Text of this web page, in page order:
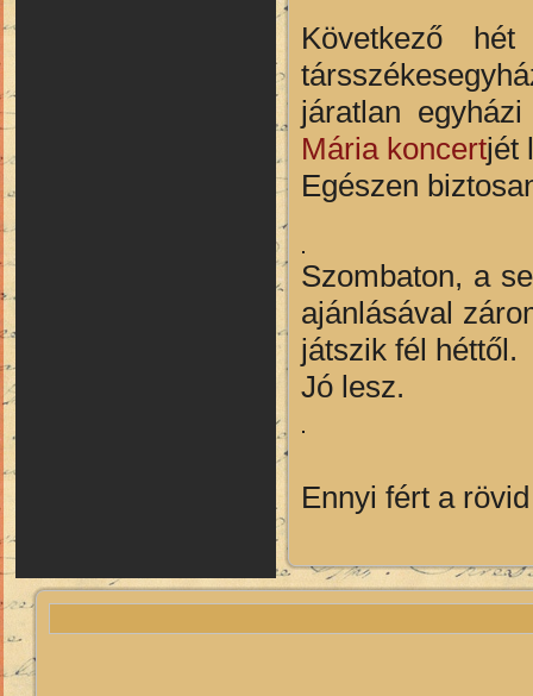
Következő
járatlan
Mária koncertjét
Egészen
Szombaton, a
ajánlásával
játszik fél héttől.
Jó lesz.
Ennyi fért a